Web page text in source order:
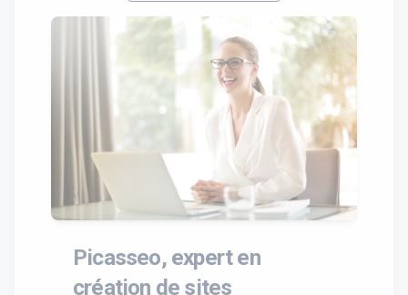
Picasseo, expert en
création de sites